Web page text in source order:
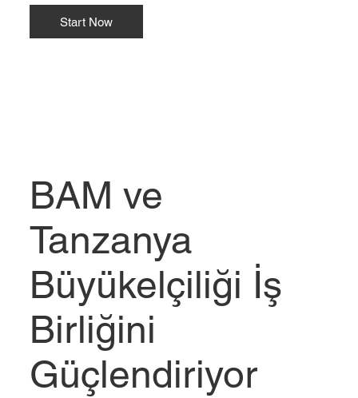
Start Now
BAM ve
Tanzanya
Büyükelçiliği İş
Birliğini
Güçlendiriyor